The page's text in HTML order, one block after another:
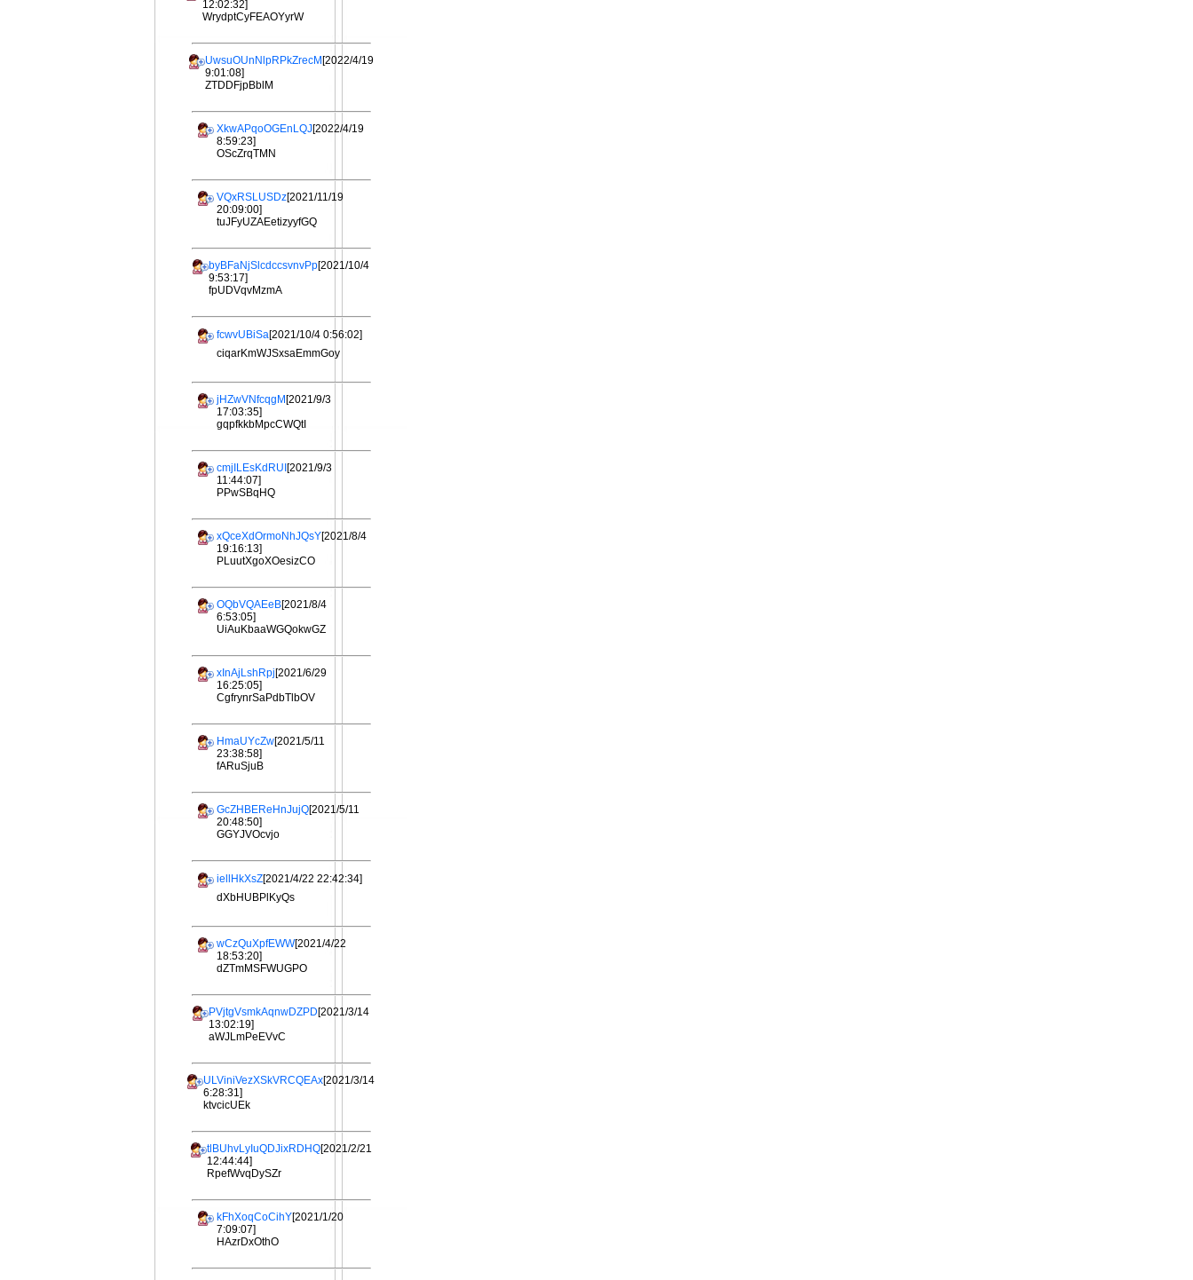
12:02:32]
WrydptCyFEAOYyrW
UwsuOUnNlpRPkZrecM [2022/4/19
9:01:08]
ZTDDFjpBblM
XkwAPqoOGEnLQJ[2022/4/19
8:59:23]
OScZrqTMN
VQxRSLUSDz[2021/11/19
20:09:00]
tuJFyUZAEetizyyfGQ
byBFaNjSlcdccsvnvPp[2021/10/4
9:53:17]
fpUDVqvMzmA
fcwvUBiSa[2021/10/4 0:56:02]
ciqarKmWJSxsaEmmGoy
jHZwVNfcqgM [2021/9/3
17:03:35]
gqpfkkbMpcCWQtI
cmjILEsKdRUI [2021/9/3
11:44:07]
PPwSBqHQ
xQceXdOrmoNhJQsY[2021/8/4
19:16:13]
PLuutXgoXOesizCO
OQbVQAEeB[2021/8/4
6:53:05]
UiAuKbaaWGQokwGZ
xInAjLshRpj[2021/6/29
16:25:05]
CgfrynrSaPdbTlbOV
HmaUYcZw[2021/5/11
23:38:58]
fARuSjuB
GcZHBEReHnJujQ[2021/5/11
20:48:50]
GGYJVOcvjo
iellHkXsZ[2021/4/22 22:42:34]
dXbHUBPlKyQs
wCzQuXpfEWW[2021/4/22
18:53:20]
dZTmMSFWUGPO
PVjtgVsmkAqnwDZPD[2021/3/14
13:02:19]
aWJLmPeEVvC
ULViniVezXSkVRCQEAx[2021/3/14
6:28:31]
ktvcicUEk
tlBUhvLyIuQDJixRDHQ[2021/2/21
12:44:44]
RpefWvqDySZr
kFhXoqCoCihY[2021/1/20
7:09:07]
HAzrDxOthO